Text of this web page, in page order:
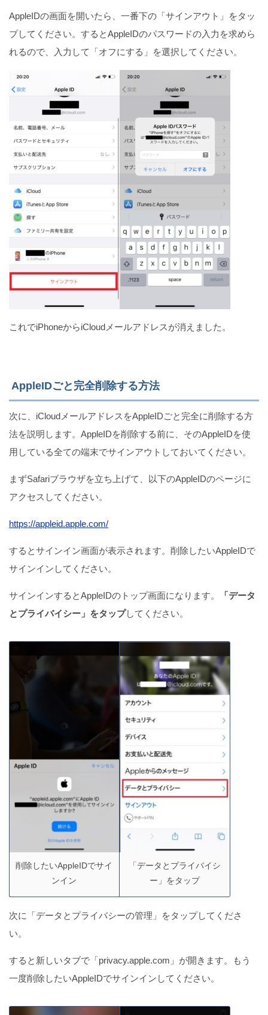
AppleIDの画面を開いたら、一番下の「サインアウト」をタッ
プしてください。するとAppleIDのパスワードの入力を求めら
れるので、入力して「オフにする」を選択してください。
これでiPhoneからiCloudメールアドレスが消えました。
AppleIDごと完全削除する方法
次に、iCloudメールアドレスをAppleIDごと完全に削除する方
法を説明します。AppleIDを削除する前に、そのAppleIDを使
用している全ての端末でサインアウトしておいてください。
まずSafariブラウザを立ち上げて、以下のAppleIDのページに
アクセスしてください。
https://appleid.apple.com/
するとサインイン画面が表示されます。削除したいAppleIDで
サインインしてください。
サインインするとAppleIDのトップ画面になります。
「データ
とプライバイシー」をタップしてください。
削除したいAppleIDでサイ
ンイン
「データとプライバイシ
ー」をタップ
次に「データとプライバシーの管理」をタップしてくださ
い。
すると新しいタブで「privacy.apple.com」が開きます。もう
一度削除したいAppleIDでサインインしてください。